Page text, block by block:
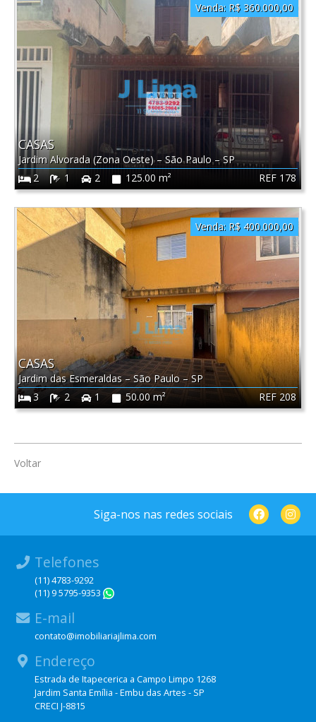
REF 178
CASAS
Jardim Alvorada (Zona Oeste)–São Paulo–SP
2
1 2 125.00 m²
Venda: R$ 360.000,00
REF 208
CASAS
Jardim das Esmeraldas–São Paulo –SP
3
2 1 50.00 m²
Venda: R$ 400.000,00
Voltar
Siga-nos nas redes sociais
Telefones
(11) 4783-9292
(11) 9 5795-9353
E-mail
contato@imobiliariajlima.com
Endereço
Estrada de Itapecerica a Campo Limpo 1268
Jardim Santa Emília - Embu das Artes - SP
CRECI J-8815